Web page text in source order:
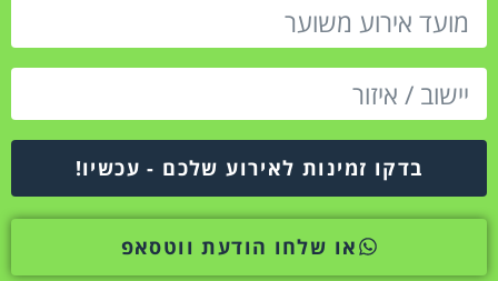
בדקו זמינות לאירוע שלכם - עכשיו!
או שלחו הודעת ווטסאפ